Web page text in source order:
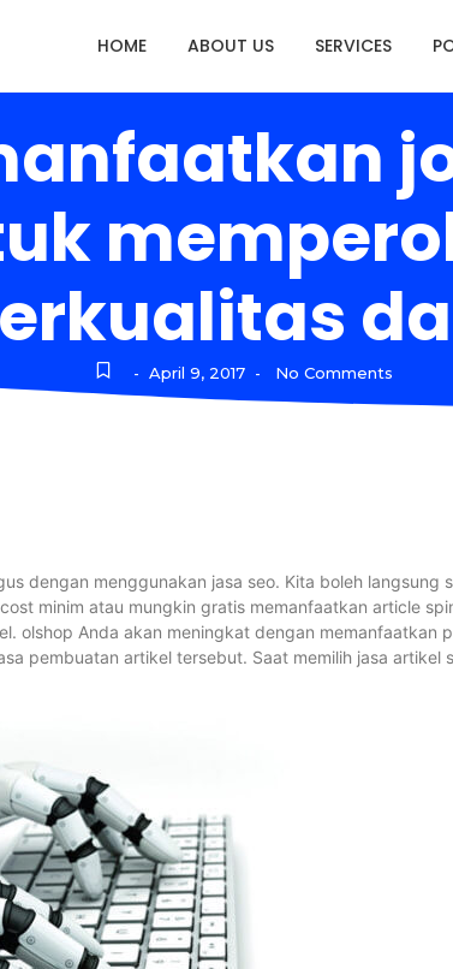
HOME ABOUT US SERVICES
- April 9, 2017 - No Comments
dengan menggunakan jasa seo. Kita boleh langsung
minim atau mungkin gratis memanfaatkan article
olshop Anda akan meningkat dengan memanfaatkan
pembuatan artikel tersebut. Saat memilih jasa artikel